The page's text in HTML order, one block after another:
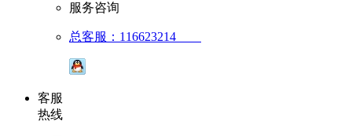
服务咨询
总客服：116623214
客服
热线